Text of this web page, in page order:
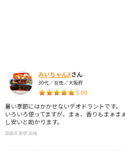
みいちゃん3さん
30代／女性／大阪府
5.00
暑い季節にはかかせないデオドラントです。
いろいろ使ってますが、まぁ、香りもまぁま
し安いと助かります。
2018.07.20 07:33:06